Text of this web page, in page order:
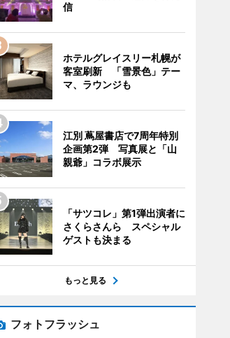
信
ホテルグレイスリー札幌が
客室刷新 「雪景色」テー
マ、ラウンジも
江別 蔦屋書店で7周年特別
企画第2弾 写真展と「山
親爺」コラボ展示
「サツコレ」第1弾出演者に
さくらさんら スペシャル
ゲストも決まる
もっと見る
フォトフラッシュ